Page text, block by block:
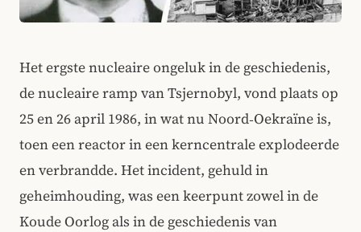
Het ergste nucleaire ongeluk in de geschiedenis,
de nucleaire ramp van Tsjernobyl, vond plaats op
25 en 26 april 1986, in wat nu Noord‑Oekraïne is,
toen een reactor in een kerncentrale explodeerde
en verbrandde. Het incident, gehuld in
geheimhouding, was een keerpunt zowel in de
Koude Oorlog als in de geschiedenis van